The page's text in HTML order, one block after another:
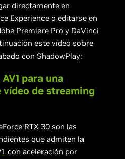
directamente en
Experience o editarse en
Premiere Pro y DaVinci
este vídeo sobre
con ShadowPlay:
para una
de streaming
RTX 30 son las
que admiten la
. con aceleración por